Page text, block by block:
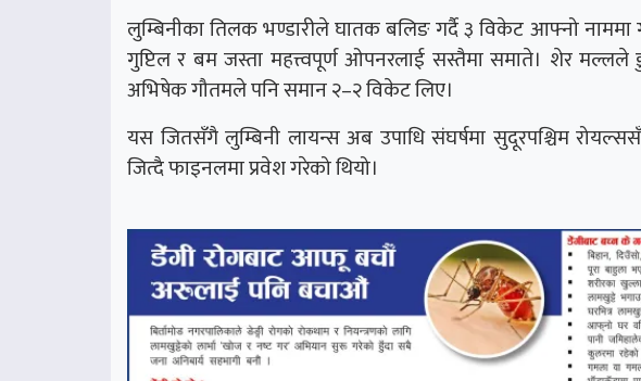
लुम्बिनीका तिलक भण्डारीले घातक बलिङ गर्दै ३ विकेट आफ्नो
गुप्टिल र बम जस्ता महत्त्वपूर्ण ओपनरलाई सस्तैमा समाते। शेर
अभिषेक गौतमले पनि समान २–२ विकेट लिए।
यस जितसँगै लुम्बिनी लायन्स अब उपाधि संघर्षमा सुदूरपश्चिम
जित्दै फाइनलमा प्रवेश गरेको थियो।